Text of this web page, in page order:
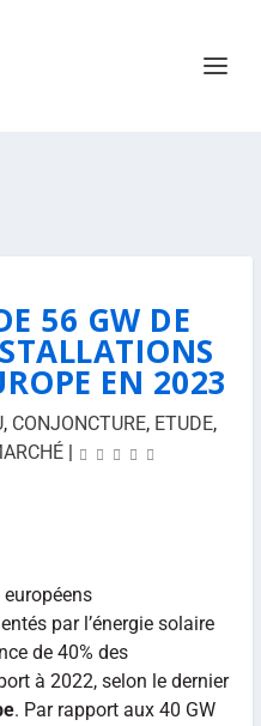
56 GW DE
EN 2023
, CONJONCTURE, ETUDE,
|
par l’énergie solaire
de 40% des
à 2022, selon le dernier
. Par rapport aux 40 GW